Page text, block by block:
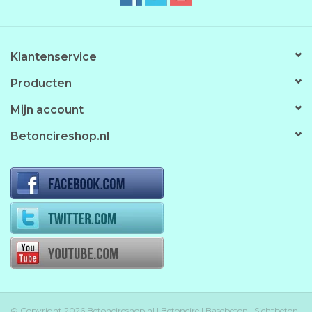
Klantenservice
Producten
Mijn account
Betoncireshop.nl